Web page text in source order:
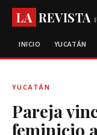
LA REVISTA
INICIO YUCATÁN
YUCATÁN
Pareja
feminicio